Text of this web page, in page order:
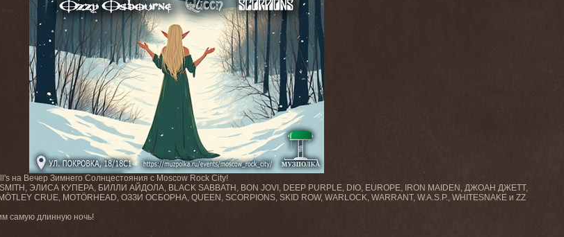
на Вечер Зимнего Солнцестояния с Moscow Rock City!
ЭЛИСА КУПЕРА, БИЛЛИ АЙДОЛА, BLACK SABBATH, BON JOVI, DEEP PURPLE, DIO, EUROPE, IRON MAIDEN, ДЖОАН ДЖЕТТ,
CRUE, MOTÖRHEAD, ОЗЗИ ОСБОРНА, QUEEN, SCORPIONS, SKID ROW, WARLOCK, WARRANT, W.A.S.P., WHITESNAKE и ZZ
самую длинную ночь!